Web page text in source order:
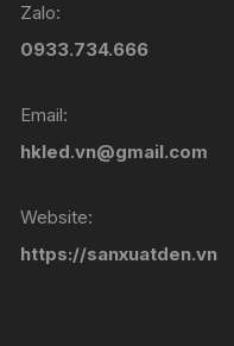
Zalo:
0933.734.666
Email:
hkled.vn@gmail.com
Website:
https://sanxuatden.vn